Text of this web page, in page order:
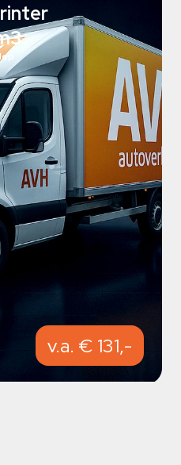
v.a. € 131,-